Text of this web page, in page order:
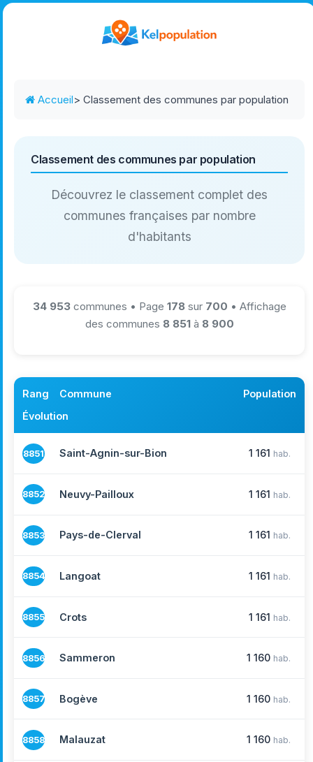
Accueil> Classement des communes par population
Classement des communes par population
Découvrez le classement complet des
communes françaises par nombre
d'habitants
34 953communes • Page 178sur 700 • Affichage
des communes 8 851à 8 900
Rang Commune
Population
Évolution
8851 Saint-Agnin-sur-Bion 1 161 hab.
8852 Neuvy-Pailloux 1 161 hab.
8853 Pays-de-Clerval 1 161 hab.
8854 Langoat 1 161 hab.
8855 Crots 1 161 hab.
8856 Sammeron 1 160 hab.
8857 Bogève 1 160 hab.
8858 Malauzat 1 160 hab.